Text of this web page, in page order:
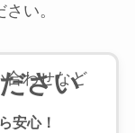
い。
合わせなど
さい
安心！